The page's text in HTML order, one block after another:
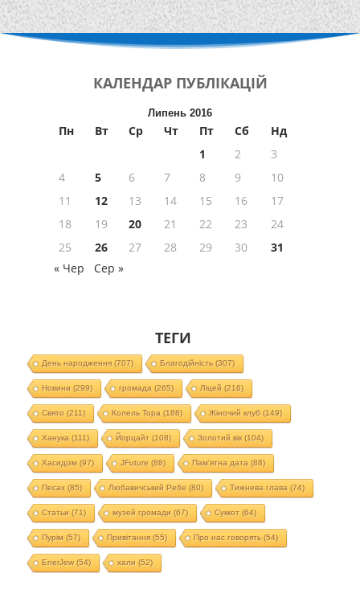
КАЛЕНДАР ПУБЛІКАЦІЙ
Липень 2016
Пн Вт Ср Чт Пт Сб
Нд
1
2
3
4
5 6 7 8 9
10
11
12 13 14 15 16
17
18
19 20 21 22 23
24
25
26 27 28 29 30
31
« Чер
Сер »
ТЕГИ
День народження(707) Благодійність(307)
Новини (299) громада (265) Ліцей (216)
Свято (211) Колель Тора (188) Жіночий клуб (149)
Ханука (111) Йорцайт (108) Золотий вік(104)
Хасидізм (97) JFuture (88) Пам'ятна дата (88)
Песах(85) Любавичський Ребе (80) Тижнева глава (74)
Статьи (71) музей громади (67) Суккот (64)
Пурім (57) Привітання(55) Про нас говорять(54)
EnerJew(54) хали (52)